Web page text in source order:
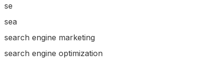
se
sea
search engine marketing
search engine optimization